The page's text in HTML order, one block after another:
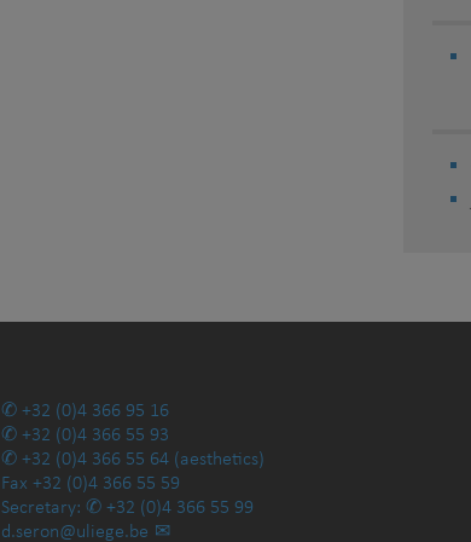
+32 (0)4 366 95 16
+32 (0)4 366 55 93
+32 (0)4 366 55 64 (aesthetics)
Fax +32 (0)4 366 55 59
Secretary:
+32 (0)4 366 55 99
d.seron@uliege.be